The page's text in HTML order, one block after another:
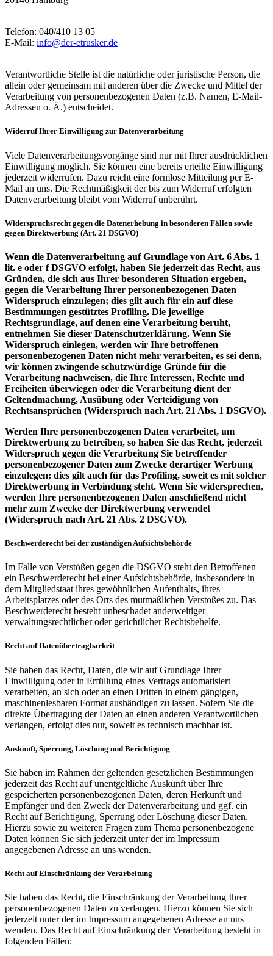
Telefon: 040/410 13 05
E-Mail: info@der-etrusker.de
Verantwortliche Stelle ist die natürliche oder juristische Person, die
allein oder gemeinsam mit anderen über die Zwecke und Mittel der
Verarbeitung von personenbezogenen Daten (z.B. Namen, E-Mail-
Adressen o. Ä.) entscheidet.
Widerruf Ihrer Einwilligung zur Datenverarbeitung
Viele Datenverarbeitungsvorgänge sind nur mit Ihrer ausdrücklichen
Einwilligung möglich. Sie können eine bereits erteilte Einwilligung
jederzeit widerrufen. Dazu reicht eine formlose Mitteilung per E-
Mail an uns. Die Rechtmäßigkeit der bis zum Widerruf erfolgten
Datenverarbeitung bleibt vom Widerruf unberührt.
Widerspruchsrecht gegen die Datenerhebung in besonderen Fällen sowie
gegen Direktwerbung (Art. 21 DSGVO)
Wenn die Datenverarbeitung auf Grundlage von Art. 6 Abs. 1
lit. e oder f DSGVO erfolgt, haben Sie jederzeit das Recht, aus
Gründen, die sich aus Ihrer besonderen Situation ergeben,
gegen die Verarbeitung Ihrer personenbezogenen Daten
Widerspruch einzulegen; dies gilt auch für ein auf diese
Bestimmungen gestütztes Profiling. Die jeweilige
Rechtsgrundlage, auf denen eine Verarbeitung beruht,
entnehmen Sie dieser Datenschutzerklärung. Wenn Sie
Widerspruch einlegen, werden wir Ihre betroffenen
personenbezogenen Daten nicht mehr verarbeiten, es sei denn,
wir können zwingende schutzwürdige Gründe für die
Verarbeitung nachweisen, die Ihre Interessen, Rechte und
Freiheiten überwiegen oder die Verarbeitung dient der
Geltendmachung, Ausübung oder Verteidigung von
Rechtsansprüchen (Widerspruch nach Art. 21 Abs. 1 DSGVO).
Werden Ihre personenbezogenen Daten verarbeitet, um
Direktwerbung zu betreiben, so haben Sie das Recht, jederzeit
Widerspruch gegen die Verarbeitung Sie betreffender
personenbezogener Daten zum Zwecke derartiger Werbung
einzulegen; dies gilt auch für das Profiling, soweit es mit solcher
Direktwerbung in Verbindung steht. Wenn Sie widersprechen,
werden Ihre personenbezogenen Daten anschließend nicht
mehr zum Zwecke der Direktwerbung verwendet
(Widerspruch nach Art. 21 Abs. 2 DSGVO).
Beschwerderecht bei der zuständigen Aufsichtsbehörde
Im Falle von Verstößen gegen die DSGVO steht den Betroffenen
ein Beschwerderecht bei einer Aufsichtsbehörde, insbesondere in
dem Mitgliedstaat ihres gewöhnlichen Aufenthalts, ihres
Arbeitsplatzes oder des Orts des mutmaßlichen Verstoßes zu. Das
Beschwerderecht besteht unbeschadet anderweitiger
verwaltungsrechtlicher oder gerichtlicher Rechtsbehelfe.
Recht auf Datenübertragbarkeit
Sie haben das Recht, Daten, die wir auf Grundlage Ihrer
Einwilligung oder in Erfüllung eines Vertrags automatisiert
verarbeiten, an sich oder an einen Dritten in einem gängigen,
maschinenlesbaren Format aushändigen zu lassen. Sofern Sie die
direkte Übertragung der Daten an einen anderen Verantwortlichen
verlangen, erfolgt dies nur, soweit es technisch machbar ist.
Auskunft, Sperrung, Löschung und Berichtigung
Sie haben im Rahmen der geltenden gesetzlichen Bestimmungen
jederzeit das Recht auf unentgeltliche Auskunft über Ihre
gespeicherten personenbezogenen Daten, deren Herkunft und
Empfänger und den Zweck der Datenverarbeitung und ggf. ein
Recht auf Berichtigung, Sperrung oder Löschung dieser Daten.
Hierzu sowie zu weiteren Fragen zum Thema personenbezogene
Daten können Sie sich jederzeit unter der im Impressum
angegebenen Adresse an uns wenden.
Recht auf Einschränkung der Verarbeitung
Sie haben das Recht, die Einschränkung der Verarbeitung Ihrer
personenbezogenen Daten zu verlangen. Hierzu können Sie sich
jederzeit unter der im Impressum angegebenen Adresse an uns
wenden. Das Recht auf Einschränkung der Verarbeitung besteht in
folgenden Fällen: